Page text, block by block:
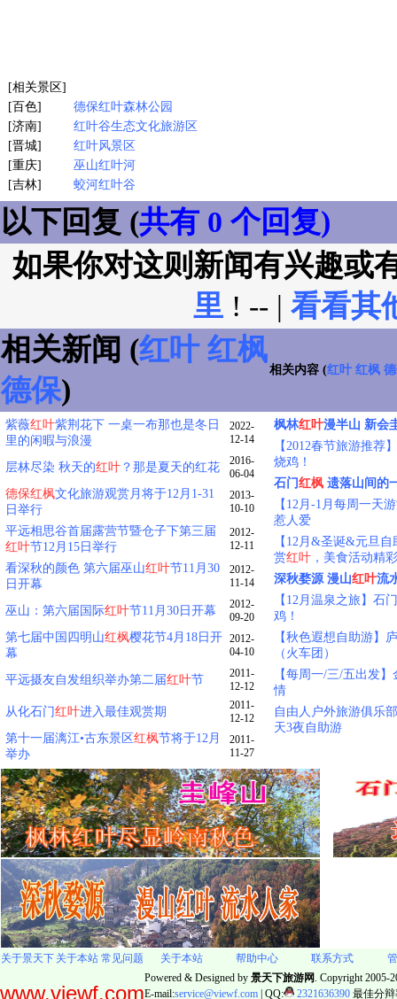
[相关景区]
[百色]
德保红叶森林公园
[济南]
红叶谷生态文化旅游区
[晋城]
红叶风景区
[重庆]
巫山红叶河
[吉林]
蛟河红叶谷
以下回复 (共有 0 个回复)
如果你对这则新闻有兴趣或
里 ! -- | 看看其
相关新闻 (红叶 红枫
德保)
相关内容 (红叶 红枫
紫薇红叶紫荆花下 一桌一布那也是冬日
里的闲暇与浪漫
2022-
12-14
层林尽染 秋天的红叶 ？那是夏天的红花
2016-
06-04
德保红枫文化旅游观赏月将于12月1-31
日举行
2013-
10-10
平远相思谷首届露营节暨仓子下第三届
红叶节12月15日举行
2012-
12-11
看深秋的颜色 第六届巫山红叶节11月30
日开幕
2012-
11-14
巫山：第六届国际红叶节11月30日开幕
2012-
09-20
第七届中国四明山红枫樱花节4月18日开
幕
2012-
04-10
平远摄友自发组织举办第二届红叶节
2011-
12-12
从化石门红叶进入最佳观赏期
2011-
12-12
第十一届漓江•古东景区红枫节将于12月
举办
2011-
11-27
枫林红叶漫半山 新会
【2012春节旅游推荐
烧鸡！
石门红枫 遗落山间的
【12月-1月每周一天
惹人爱
【12月&圣诞&元旦
赏红叶 ，美食活动精
深秋婺源 漫山红叶流
【12月温泉之旅】石
鸡！
【秋色遐想自助游】
（火车团）
【每周一/三/五出发】
情
自由人户外旅游俱乐
天3夜自助游
关于景天下 关于本站 常见问题 关于本站 帮助中心 联系方式
www.viewf.com
Powered & Designed by 景天下旅游网 . Copyright 2005-
E-mail:service@viewf.com | QQ: 2321636390 最佳分